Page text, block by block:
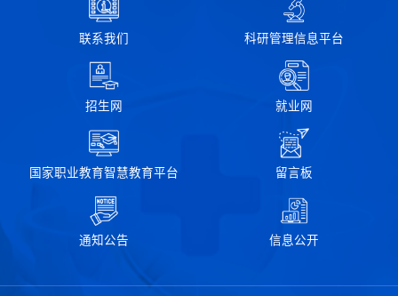
联系我们 科研管理信息平台
招生网 就业网
国家职业教育智慧教育平台 留言板
通知公告 信息公开